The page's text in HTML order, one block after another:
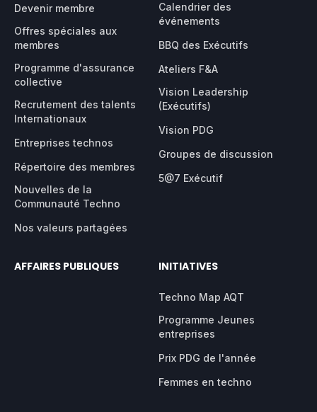
Devenir membre
Offres spéciales aux
membres
Programme d'assurance
collective
Recrutement des talents
Internationaux
Entreprises technos
Répertoire des membres
Nouvelles de la
Communauté Techno
Nos valeurs partagées
Calendrier des
événements
BBQ des Exécutifs
Ateliers F&A
Vision Leadership
(Exécutifs)
Vision PDG
Groupes de discussion
5@7 Exécutif
AFFAIRES PUBLIQUES INITIATIVES
Techno Map AQT
Programme Jeunes
entreprises
Prix PDG de l'année
Femmes en techno